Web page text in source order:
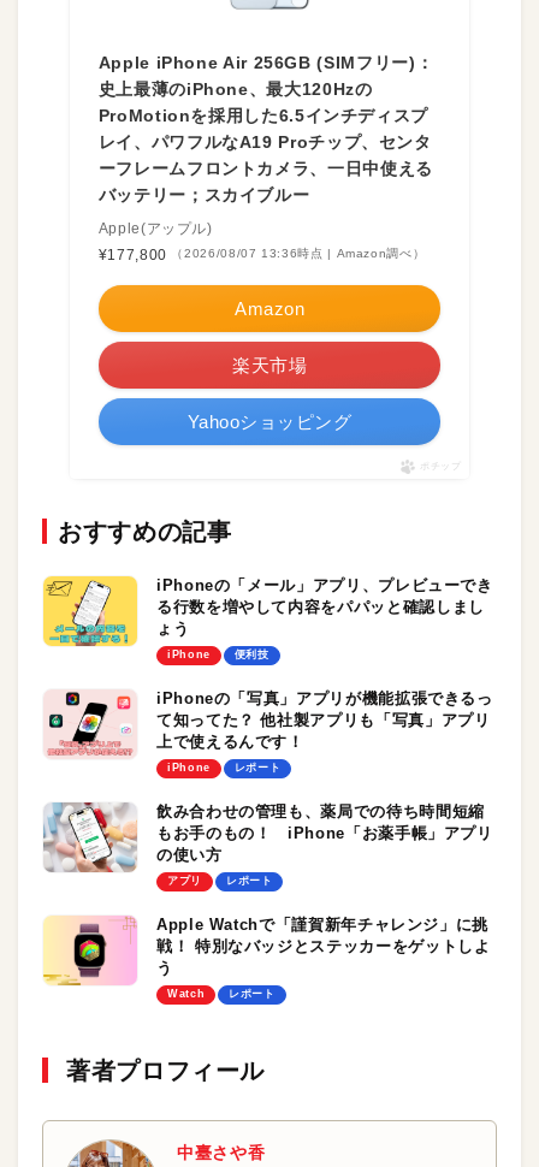
Apple iPhone Air 256GB (SIMフリー)：
史上最薄のiPhone、最大120Hzの
ProMotionを採用した6.5インチディスプ
レイ、パワフルなA19 Proチップ、センタ
ーフレームフロントカメラ、一日中使える
バッテリー；スカイブルー
Apple(アップル)
¥177,800
（2026/08/07 13:36時点 | Amazon調べ）
Amazon
楽天市場
Yahooショッピング
ポチップ
おすすめの記事
iPhoneの「メール」アプリ、プレビューでき
る行数を増やして内容をパパッと確認しまし
ょう
iPhone 便利技
iPhoneの「写真」アプリが機能拡張できるっ
て知ってた？ 他社製アプリも「写真」アプリ
上で使えるんです！
iPhone レポート
飲み合わせの管理も、薬局での待ち時間短縮
もお手のもの！ iPhone「お薬手帳」アプリ
の使い方
アプリ レポート
Apple Watchで「謹賀新年チャレンジ」に挑
戦！ 特別なバッジとステッカーをゲットしよ
う
Watch レポート
著者プロフィール
中臺さや香